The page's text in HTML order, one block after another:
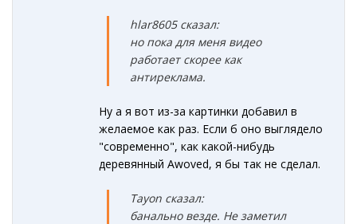
hlar8605 сказал:
но пока для меня видео
работает скорее как
антиреклама.
Ну а я вот из-за картинки добавил в
желаемое как раз. Если б оно выглядело
"современно", как какой-нибудь
деревянный Awoved, я бы так не сделал.
Tayon сказал:
банально везде. Не заметил